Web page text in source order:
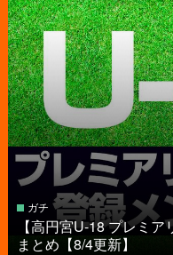
ガチ
【高円宮U-18 プレミ
まとめ【8/4更新】